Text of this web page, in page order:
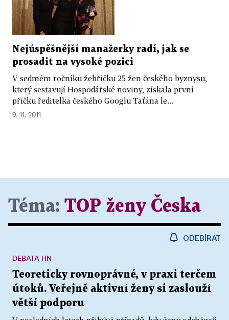
Nejúspěšnější manažerky radí, jak se
prosadit na vysoké pozici
V sedmém ročníku žebříčku 25 žen českého byznysu,
který sestavují Hospodářské noviny, získala první
příčku ředitelka českého Googlu Taťána le...
9. 11. 2011
Téma: TOP ženy Česka
ODEBÍRAT
Teoreticky rovnoprávné, v praxi terčem
útoků. Veřejně aktivní ženy si zaslouží
větší podporu
DEBATA HN